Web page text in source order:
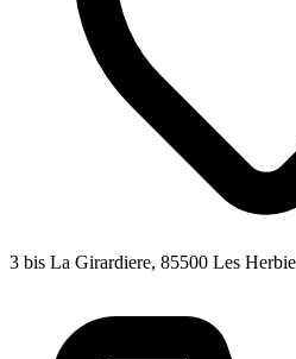
3 bis La Girardiere, 85500 Les